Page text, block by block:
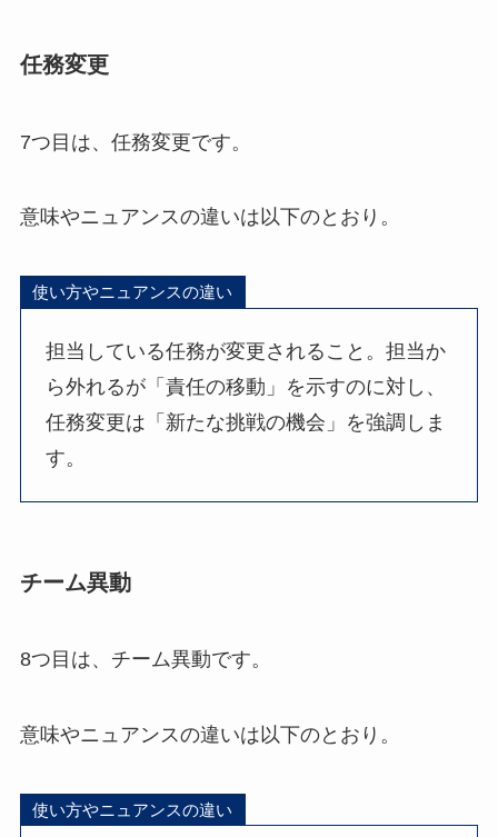
任務変更
7つ目は、任務変更です。
意味やニュアンスの違いは以下のとおり。
使い方やニュアンスの違い
担当している任務が変更されること。担当か
ら外れるが「責任の移動」を示すのに対し、
任務変更は「新たな挑戦の機会」を強調しま
す。
チーム異動
8つ目は、チーム異動です。
意味やニュアンスの違いは以下のとおり。
使い方やニュアンスの違い